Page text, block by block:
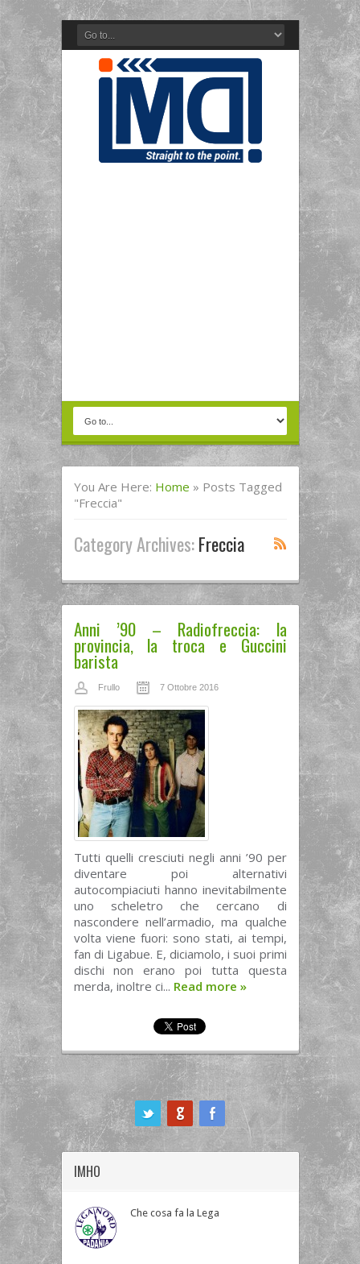
You Are Here: Home » Posts Tagged
"freccia"
Category Archives:Freccia
Anni ’90 – Radiofreccia: la
provincia, la troca e Guccini
barista
Frullo 7 Ottobre 2016
Tutti quelli cresciuti negli anni ’90 per
diventare poi alternativi
autocompiaciuti hanno inevitabilmente
uno scheletro che cercano di
nascondere nell’armadio, ma qualche
volta viene fuori: sono stati, ai tempi,
fan di Ligabue. E, diciamolo, i suoi primi
dischi non erano poi tutta questa
merda, inoltre ci... Read more »
IMHO
Che cosa fa la Lega